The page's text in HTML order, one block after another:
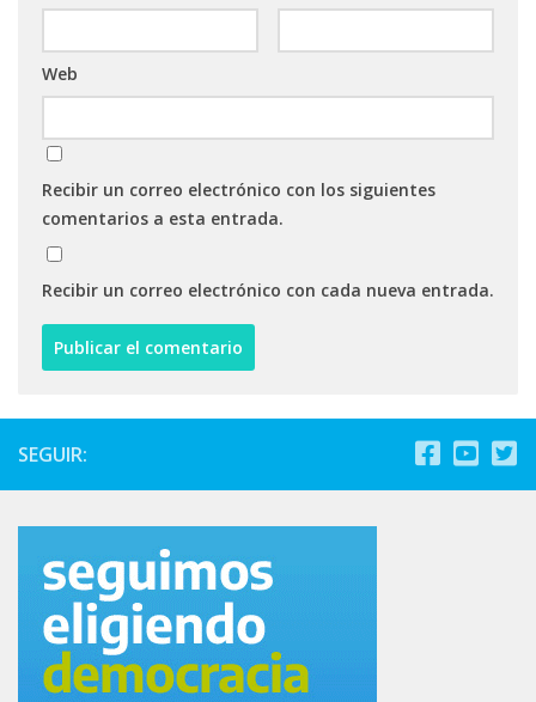
Web
Recibir un correo electrónico con los siguientes
comentarios a esta entrada.
Recibir un correo electrónico con cada nueva entrada.
SEGUIR: